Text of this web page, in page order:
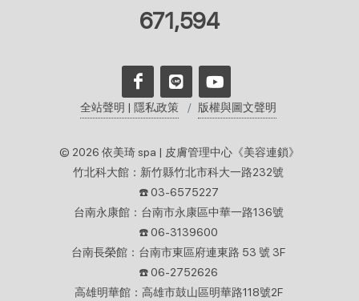
671,594
全站聲明 | 隱私政策 版權與圖文聲明
© 2026 依美琦 spa | 皮膚管理中心《美容連鎖》
竹北科大館：新竹縣竹北市科大一路232號
☎️ 03-6575227
台南永康館：台南市永康區中華一路136號
☎️ 06-3139600
台南長榮館：台南市東區府連東路 53 號 3F
☎️ 06-2752626
高雄明華館：高雄市鼓山區明華路118號2F